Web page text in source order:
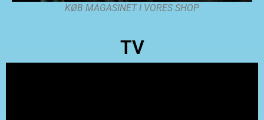
KØB MAGASINET I VORES SHOP
TV